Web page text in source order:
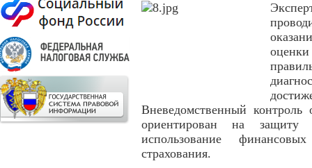
Вневедомственный
ориентирован на защиту
использование
страхования.